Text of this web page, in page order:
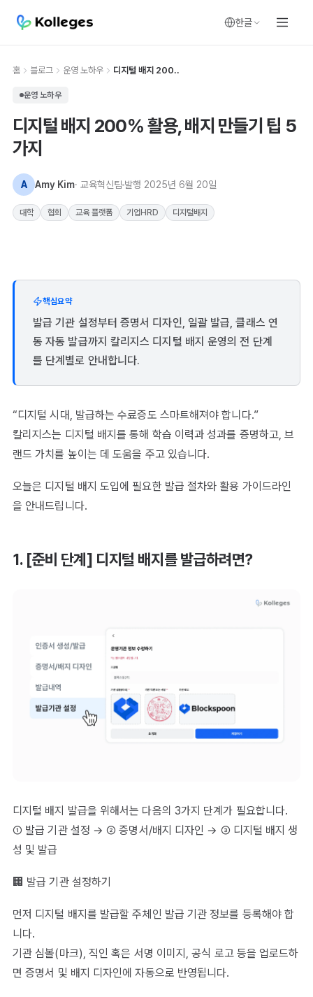
한글
홈 블로그 운영 노하우 디지털 배지 200..
운영 노하우
디지털 배지 200% 활용, 배지 만들기 팁 5
가지
A Amy Kim· 교육혁신팀 발행 2025년 6월 20일
대학 협회 교육 플랫폼 기업HRD 디지털배지
핵심요약
발급 기관 설정부터 증명서 디자인, 일괄 발급, 클래스 연
동 자동 발급까지 칼리지스 디지털 배지 운영의 전 단계
를 단계별로 안내합니다.
“디지털 시대, 발급하는 수료증도 스마트해져야 합니다.”
칼리지스는 디지털 배지를 통해 학습 이력과 성과를 증명하고, 브
랜드 가치를 높이는 데 도움을 주고 있습니다.
오늘은 디지털 배지 도입에 필요한 발급 절차와 활용 가이드라인
을 안내드립니다.
1. [준비 단계] 디지털 배지를 발급하려면?
디지털 배지 발급을 위해서는 다음의 3가지 단계가 필요합니다.
① 발급 기관 설정 → ② 증명서/배지 디자인 → ③ 디지털 배지 생
성 및 발급
🏢 발급 기관 설정하기
먼저 디지털 배지를 발급할 주체인 발급 기관 정보를 등록해야 합
니다.
기관 심볼(마크), 직인 혹은 서명 이미지, 공식 로고 등을 업로드하
면 증명서 및 배지 디자인에 자동으로 반영됩니다.